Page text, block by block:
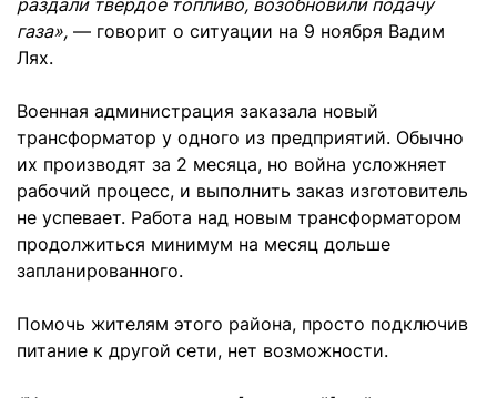
раздали твердое топливо, возобновили подачу
газа», — говорит о ситуации на 9 ноября Вадим
Лях.
Военная администрация заказала новый
трансформатор у одного из предприятий. Обычно
их производят за 2 месяца, но война усложняет
рабочий процесс, и выполнить заказ изготовитель
не успевает. Работа над новым трансформатором
продолжиться минимум на месяц дольше
запланированного.
Помочь жителям этого района, просто подключив
питание к другой сети, нет возможности.